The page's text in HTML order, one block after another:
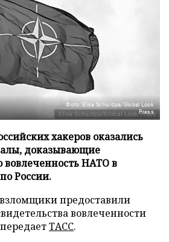
Фото: Elisa Schu/dpa/Global Look
Press
хакеров оказались
доказывающие
вовлеченность НАТО в
России.
предоставили
вовлеченности
ТАСС.